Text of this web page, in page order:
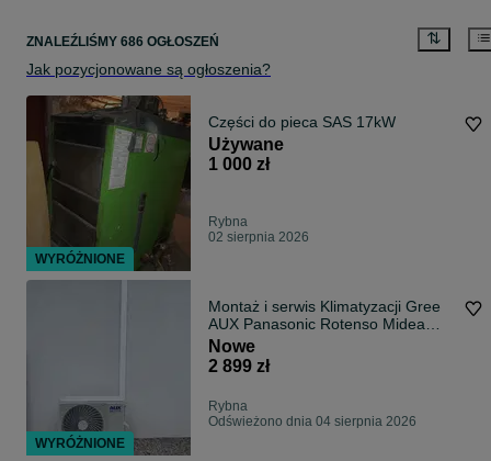
ZNALEŹLIŚMY 686 OGŁOSZEŃ
Jak pozycjonowane są ogłoszenia?
Części do pieca SAS 17kW
Używane
1 000 zł
Rybna
02 sierpnia 2026
Montaż i serwis Klimatyzacji Gree
AUX Panasonic Rotenso Midea
Haier oraz inne
Nowe
2 899 zł
Rybna
Odświeżono dnia 04 sierpnia 2026
WYRÓŻNIONE
WYRÓŻNIONE